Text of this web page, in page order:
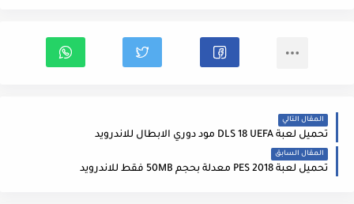
المقال التالي
تحميل لعبة DLS 18 UEFA مود دوري الابطال للاندرويد
المقال السابق
تحميل لعبة PES 2018 معدلة بحجم 50MB فقط للاندرويد